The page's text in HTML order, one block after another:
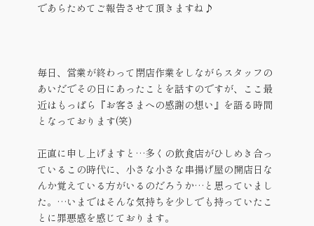
であらためてご報告させて頂きますね♪
毎日、営業が終わって閉店作業をしながらスタッフの
あいだでその日にあったことを話すのですが、ここ最
近はもっぱら『お客さまへの感謝の想い』を語る時間
となっております(笑)
正直に申し上げますと…多くの飲食店がひしめき合っ
ているこの時代に、小さな小さな串揚げ屋の開店日な
んか覚えている方がいるのだろうか…と思っていまし
た。…いまではそんな気持ちを少しでも持っていたこ
とに罪悪感を感じております。